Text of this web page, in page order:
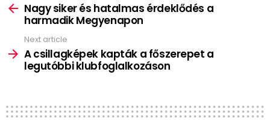
moreNagy siker és hatalmas érdeklődés a
harmadik Megyenapon
Next article
A csillagképek kapták a főszerepet a
legutóbbi klubfoglalkozáson